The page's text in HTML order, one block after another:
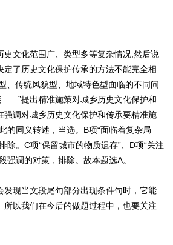
文化范围广、类型多等复杂情况;然后说
定了历史文化保护传承的方法不能完全相
、传统风貌型、地域特色型面临的不同问
提出精准施策对城乡历史文化保护和
强调对城乡历史文化保护和传承要精准施
的同义转述，当选。B项“面临着复杂局
除。C项“保留城市的物质遗存”、D项“关注
强调的对策，排除。故本题选A。
现当文段尾句部分出现条件句时，它能
所以我们在今后的做题过程中，也要关注